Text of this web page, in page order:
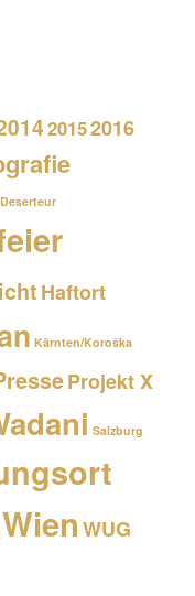
20152016
Deserteur
Haftort
Kärnten/Koroška
Projekt X
Salzburg
WienWUG